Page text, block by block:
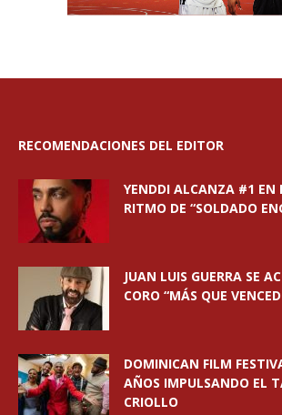
RECOMENDACIONES DEL EDITOR
YENDDI ALCANZA #1 EN
RITMO DE “SOLDADO
JUAN LUIS GUERRA SE
CORO “MÁS QUE
DOMINICAN FILM
AÑOS IMPULSANDO EL
CRIOLLO